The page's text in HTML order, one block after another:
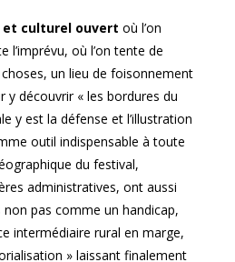
culturel ouvert où l’on
l’imprévu, où l’on tente de
un lieu de foisonnement
y découvrir « les bordures du
y est la défense et l’illustration
outil indispensable à toute
du festival,
administratives, ont aussi
pas comme un handicap,
intermédiaire rural en marge,
» laissant finalement